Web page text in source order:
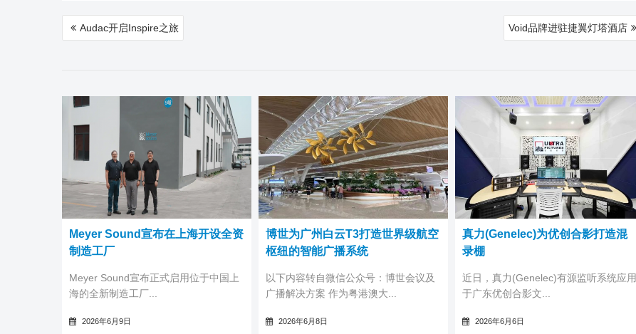
文
章
Audac开启Inspire之旅 Void品牌进驻捷翼灯塔酒店
Meyer Sound宣布在上海开设全资
制造工厂
Meyer Sound宣布正式启用位于中国上
海的全新制造工厂...
2026年6月9日
博世为广州白云T3打造世界级航空
枢纽的智能广播系统
以下内容转自微信公众号：博世会议及
广播解决方案 作为粤港澳大...
2026年6月8日
真力(Genelec)为优创合影打造混
录棚
近日，真力(Genelec)有源监听系统应用
于广东优创合影文...
2026年6月6日